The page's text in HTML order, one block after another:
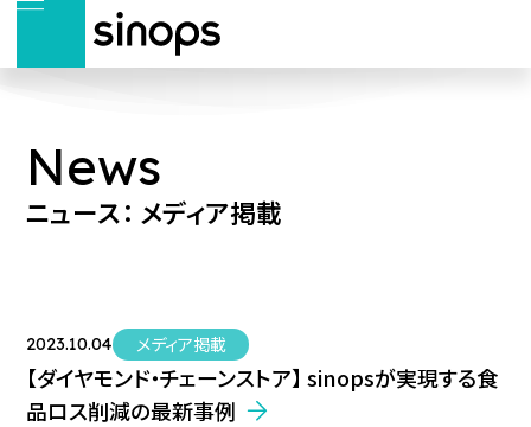
News
ニュース： メディア掲載
2023.10.04 メディア掲載
【ダイヤモンド・チェーンストア】 sinopsが実現する食
品ロス削減の最新事例